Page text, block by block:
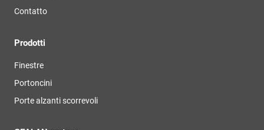
Contatto
Prodotti
Finestre
Portoncini
Porte alzanti scorrevoli